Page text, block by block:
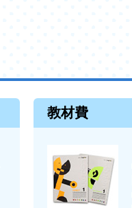
教材費